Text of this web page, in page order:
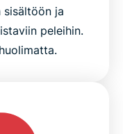
sisältöön ja
peleihin.